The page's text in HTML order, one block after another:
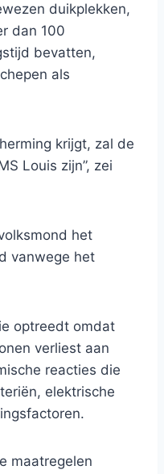
duikplekken,
dan 100
bevatten,
als
krijgt, zal de
Louis zijn”, zei
het
vanwege het
optreedt omdat
verliest aan
reacties die
elektrische
maatregelen